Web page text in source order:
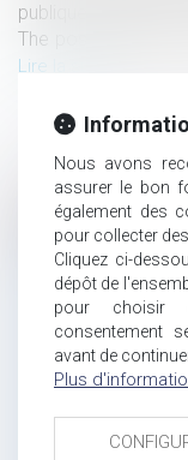
publiques (par
The post Datajust :
Lire la suite
Historique
Congrès Alta-Juris
Création d’un
Code de commerce
La Lettre du Cercle
Concurrence
Départ à la retraite
sur l’abattement
Créer une structure
Nous avons
assurer le bon
également des
pour collecter
Cliquez ci-
dépôt de
pour choisir
consentement
avant de
Plus